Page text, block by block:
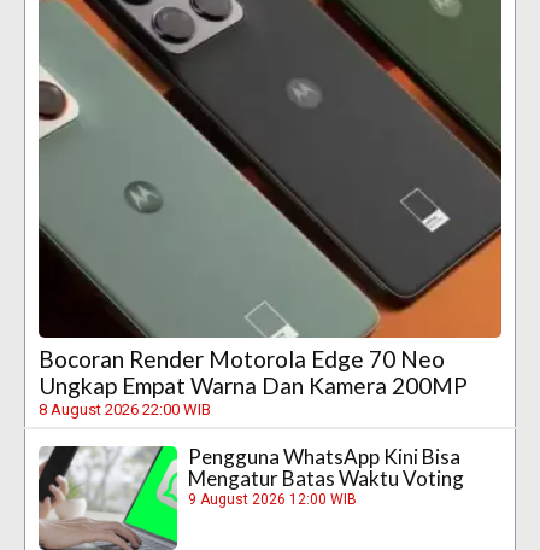
Bocoran Render Motorola Edge 70 Neo
Ungkap Empat Warna Dan Kamera 200MP
8 August 2026 22:00 WIB
Pengguna WhatsApp Kini Bisa
Mengatur Batas Waktu Voting
9 August 2026 12:00 WIB